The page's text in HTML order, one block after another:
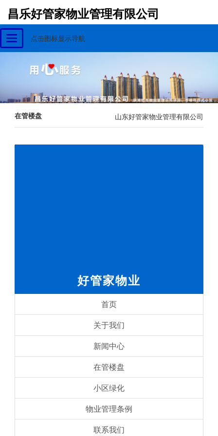
昌乐好管家物业管理有限公司
Toggle
navigation
点击图标显示导航
在管楼盘 山东好管家物业管理有限公司
好管家物业
首页
关于我们
新闻中心
在管楼盘
小区绿化
物业管理条例
联系我们